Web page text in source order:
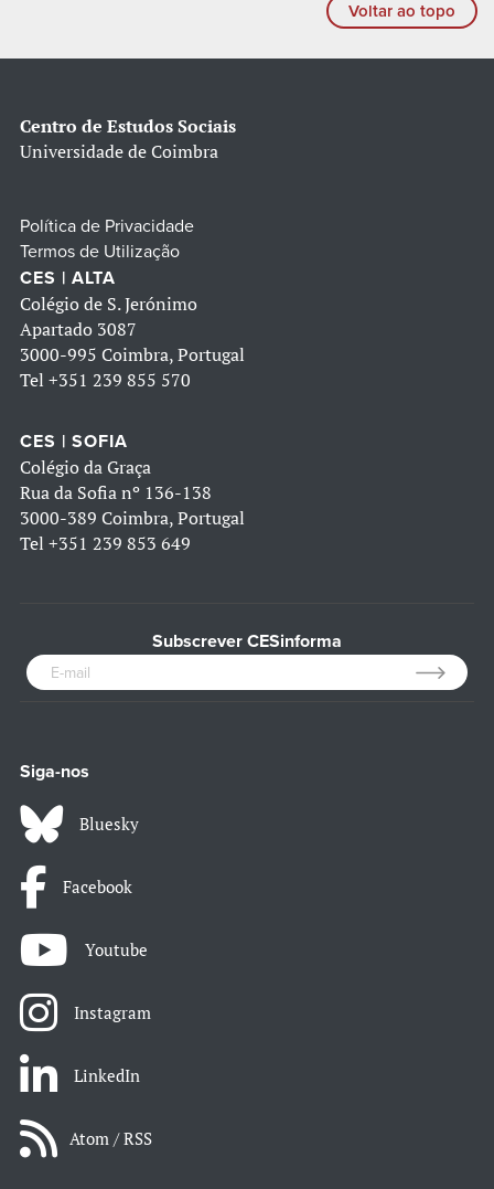
Voltar ao topo
Centro de Estudos Sociais
Universidade de Coimbra
Política de Privacidade
Termos de Utilização
CES | ALTA
Colégio de S. Jerónimo
Apartado 3087
3000-995 Coimbra, Portugal
Tel +351 239 855 570
CES | SOFIA
Colégio da Graça
Rua da Sofia nº 136-138
3000-389 Coimbra, Portugal
Tel +351 239 853 649
Subscrever CESinforma
Siga-nos
Bluesky
Facebook
Youtube
Instagram
LinkedIn
Atom / RSS